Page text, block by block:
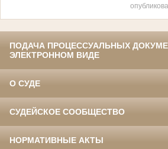
ПОДАЧА ПРОЦЕССУАЛЬНЫХ
ЭЛЕКТРОННОМ ВИДЕ
О СУДЕ
СУДЕЙСКОЕ СООБЩЕСТВО
НОРМАТИВНЫЕ АКТЫ